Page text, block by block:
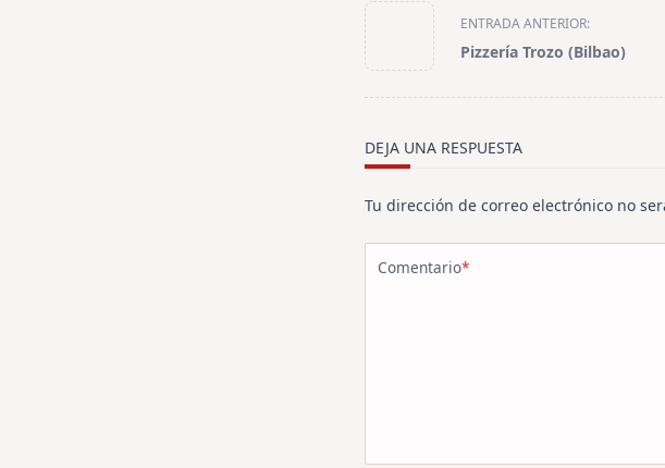
<span
class="nav-
subtitle
screen-
text">Página</span>
ENTRADA ANTERIOR:
Pizzería Trozo (Bilbao)
DEJA UNA RESPUESTA
Tu dirección de correo electrónico no
Comentario*